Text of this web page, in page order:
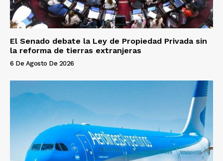
El Senado debate la Ley de Propiedad Privada sin
la reforma de tierras extranjeras
6 De Agosto De 2026